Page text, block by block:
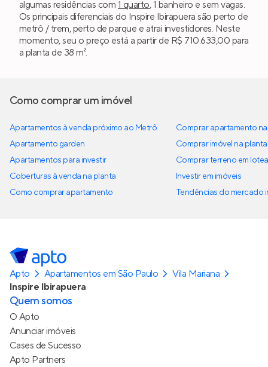
algumas residências com 1 quarto, 1 banheiro e sem vagas.
Os principais diferenciais do Inspire Ibirapuera são perto de
metrô / trem, perto de parque e atrai investidores. Neste
momento, seu o preço está a partir de R$ 710.633,00 para
a planta de 38 m².
Como comprar um imóvel
Apartamentos à venda próximo ao Metrô
Apartamento garden
Apartamentos para investir
Coberturas à venda na planta
Como comprar apartamento
Comprar apartamento
Comprar imóvel na planta
Comprar terreno em
Investir em imóveis
Tendências do mercado
Apto Apartamentos em São Paulo
Vila Mariana
Inspire Ibirapuera
Quem somos
O Apto
Anunciar imóveis
Cases de Sucesso
Apto Partners